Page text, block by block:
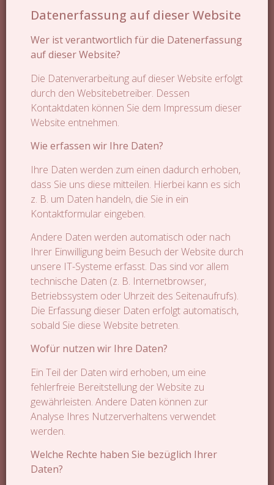
Datenerfassung auf dieser Website
Wer ist verantwortlich für die Datenerfassung
auf dieser Website?
Die Datenverarbeitung auf dieser Website erfolgt
durch den Websitebetreiber. Dessen
Kontaktdaten können Sie dem Impressum dieser
Website entnehmen.
Wie erfassen wir Ihre Daten?
Ihre Daten werden zum einen dadurch erhoben,
dass Sie uns diese mitteilen. Hierbei kann es sich
z. B. um Daten handeln, die Sie in ein
Kontaktformular eingeben.
Andere Daten werden automatisch oder nach
Ihrer Einwilligung beim Besuch der Website durch
unsere IT-Systeme erfasst. Das sind vor allem
technische Daten (z. B. Internetbrowser,
Betriebssystem oder Uhrzeit des Seitenaufrufs).
Die Erfassung dieser Daten erfolgt automatisch,
sobald Sie diese Website betreten.
Wofür nutzen wir Ihre Daten?
Ein Teil der Daten wird erhoben, um eine
fehlerfreie Bereitstellung der Website zu
gewährleisten. Andere Daten können zur
Analyse Ihres Nutzerverhaltens verwendet
werden.
Welche Rechte haben Sie bezüglich Ihrer
Daten?